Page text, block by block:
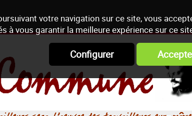
votre navigation sur ce site, vous
à vous garantir la meilleure expérience sur ce
Configurer